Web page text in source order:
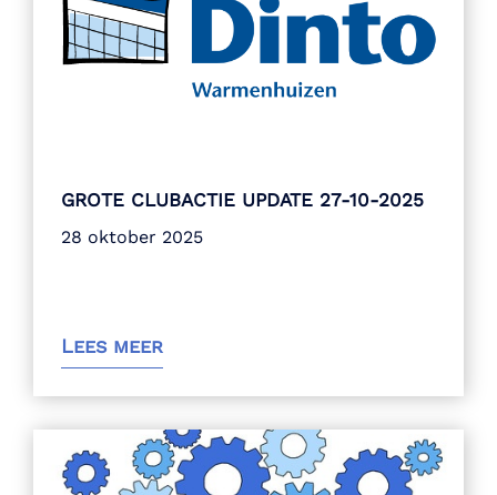
GROTE CLUBACTIE UPDATE 27-10-2025
28 oktober 2025
Lees meer